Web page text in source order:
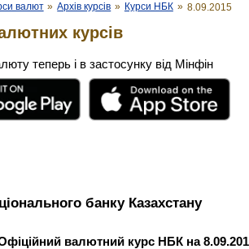
валют » Архів курсів » Курси НБК » 8.09.2015
курсів
теперь і в застосунку від Мінфін
банку Казахстану
валютний курс НБК на